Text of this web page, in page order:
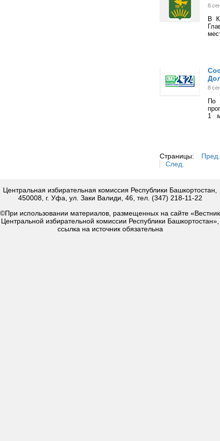
8
В
8
По
1
Страницы:
Пред.
След.
Центральная избирательная комиссия Республики Башкортостан,
450008, г. Уфа, ул. Заки Валиди, 46, тел. (347) 218-11-22
©При использовании материалов, размещенных на сайте «Вестник
Центральной избирательной комиссии Республики Башкортостан»,
ссылка на источник обязательна